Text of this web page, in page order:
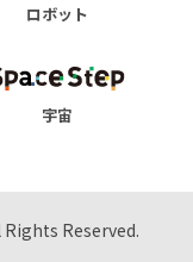
ロボット
宇宙
Reserved.